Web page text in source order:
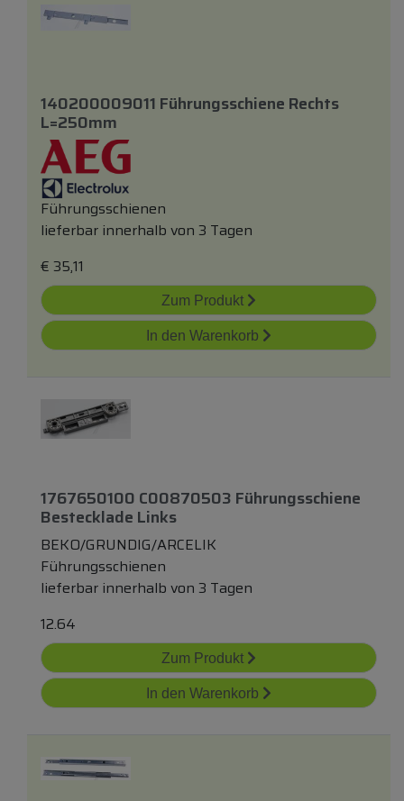
140200009011 Führungsschiene Rechts
L=250mm
Führungsschienen
lieferbar innerhalb von 3 Tagen
€ 35,11
Zum Produkt
In den Warenkorb
1767650100 C00870503 Führungsschiene
Bestecklade Links
BEKO/GRUNDIG/ARCELIK
Führungsschienen
lieferbar innerhalb von 3 Tagen
12.64
Zum Produkt
In den Warenkorb